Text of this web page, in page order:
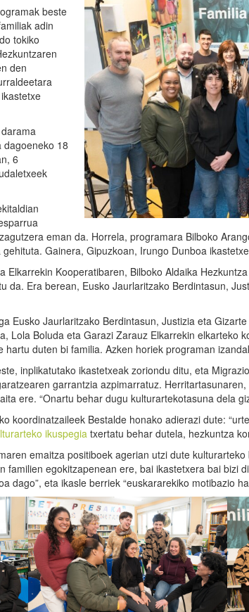
beste
adin
tokiko
den
dagoeneko 18
6
eman da. Horrela, programara Bilboko
Gainera, Gipuzkoan, Irungo Dunboa
Elkarrekin Kooperatibaren, Bilboko Aldaika
da. Era berean, Eusko Jaurlaritzako Berdintasun,
Eusko Jaurlaritzako Berdintasun, Justizia eta
Lola Boluda eta Garazi Zarauz Elkarrekin elkarteko
duten bi familia. Azken horiek programan
inplikatutako ikastetxeak zoriondu ditu, eta
garrantzia azpimarratuz.
ere. “Onartu behar dugu kulturartekotasuna dela
koordinatzaileek Bestalde honako adierazi dute:
ikuspegia txertatu behar dutela, hezkuntza
emaitza positiboek agerian utzi dute
familien egokitzapenean ere, bai ikastetxera bai bizi
dago”, eta ikasle berriek “euskararekiko motibazio